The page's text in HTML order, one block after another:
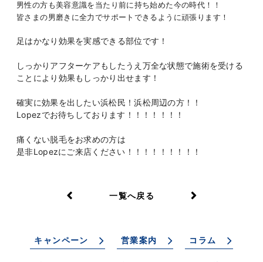
男性の方も美容意識を当たり前に持ち始めた今の時代！！
皆さまの男磨きに全力でサポートできるように頑張ります！
足はかなり効果を実感できる部位です！
しっかりアフターケアもしたうえ万全な状態で施術を受ける
ことにより効果もしっかり出せます！
確実に効果を出したい浜松民！浜松周辺の方！！
Lopezでお待ちしております！！！！！！！
痛くない脱毛をお求めの方は
是非Lopezにご来店ください！！！！！！！！！
一覧へ戻る
キャンペーン 営業案内 コラム